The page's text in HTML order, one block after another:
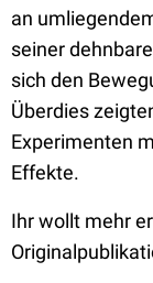
an
seiner
sich den
Überdies
Experimenten
Effekte.
Ihr wollt mehr